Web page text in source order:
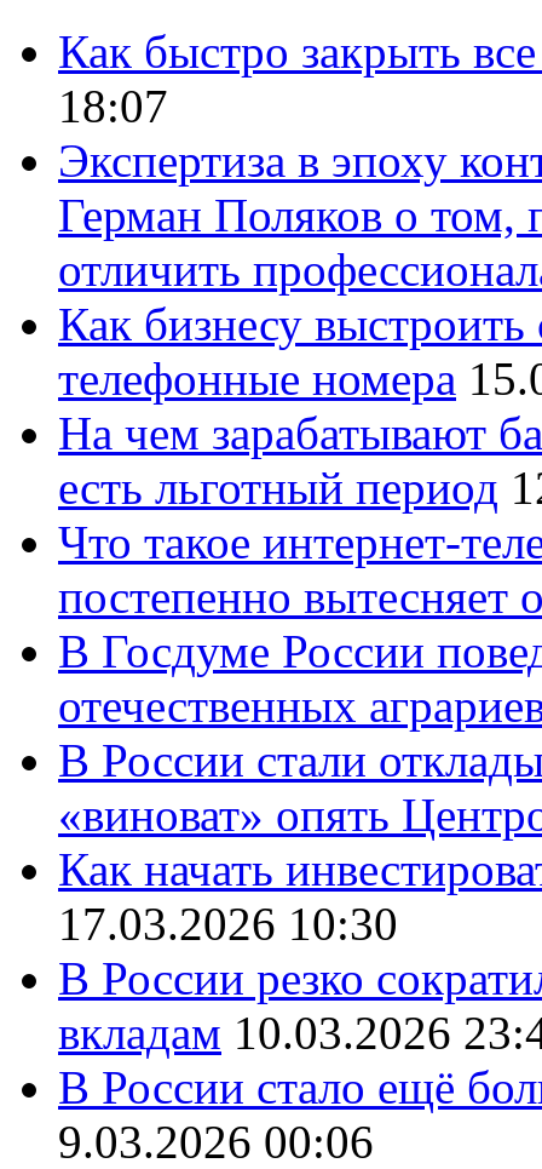
Как быстро закрыть
18:07
Экспертиза в эпоху
Герман Поляков о том,
отличить
Как бизнесу
телефонные номера
На чем зарабатывают
есть льготный период
Что такое интернет-
постепенно вытесняет
В Госдуме России
отечественных
В России стали
«виноват» опять
Как начать
17.03.2026 10:30
В России резко
вкладам 10.03.2026
В России стало ещё
9.03.2026 00:06